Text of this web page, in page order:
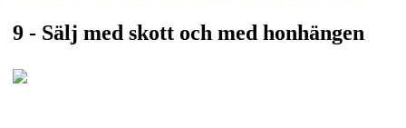
9 - Sälj med skott och med honhängen